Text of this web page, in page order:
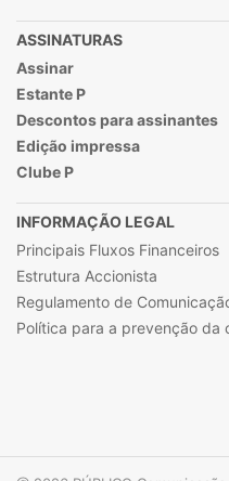
ASSINATURAS
Assinar
Estante P
Descontos para assinantes
Edição impressa
Clube P
INFORMAÇÃO LEGAL
Principais Fluxos Financeiros
Estrutura Accionista
Regulamento de
Política para a prevenção da